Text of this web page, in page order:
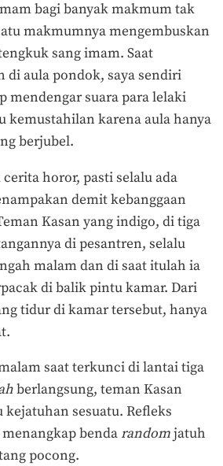
bagi banyak makmum tak
makmumnya mengembuskan
sang imam. Saat
di aula pondok, saya sendiri
mendengar suara para lelaki
kemustahilan karena aula hanya
berjubel.
horor, pasti selalu ada
demit kebanggaan
Kasan yang indigo, di tiga
di pesantren, selalu
malam dan di saat itulah ia
di balik pintu kamar. Dari
tidur di kamar tersebut, hanya
saat terkunci di lantai tiga
berlangsung, teman Kasan
sesuatu. Refleks
bendarandomjatuh
pocong.